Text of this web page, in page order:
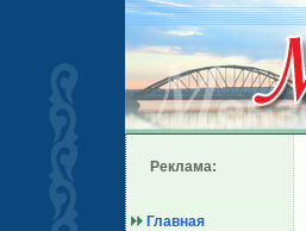
Реклама:
Главная